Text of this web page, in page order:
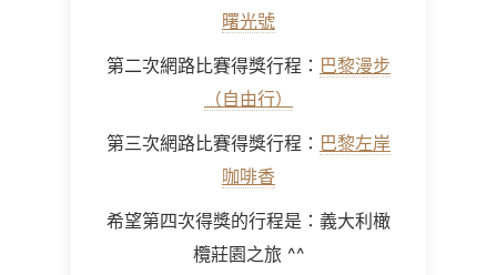
曙光號
第二次網路比賽得獎行程： 巴黎漫步
（自由行）
第三次網路比賽得獎行程： 巴黎左岸
咖啡香
希望第四次得獎的行程是：義大利橄
欖莊園之旅 ^^